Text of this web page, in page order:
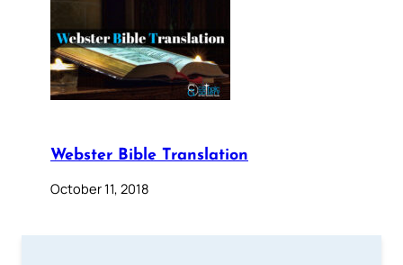
Webster Bible Translation
October 11, 2018